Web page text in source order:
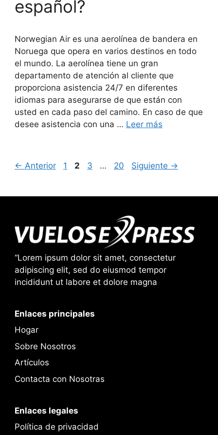
español?
Norwegian Air es una aerolínea de bandera en
Noruega que opera en varios destinos en todo
el mundo. La aerolínea tiene un gran
departamento de atención al cliente que
proporciona asistencia 24/7 en diferentes
idiomas para asegurarse de que están con
usted en cada paso del camino. En caso de que
desee asistencia con una … Leer más
← Anterior Página
1 Página
2 Página
3 … Página
20 Siguiente →
“Lorem ipsum dolor sit amet, consectetur
adipiscing elit, sed do eiusmod tempor
incididunt ut labore et dolore magna
Enlaces principales
Hogar
Sobre Nosotros
Artículos
Contacta con Nosotras
Enlaces legales
Política de privacidad